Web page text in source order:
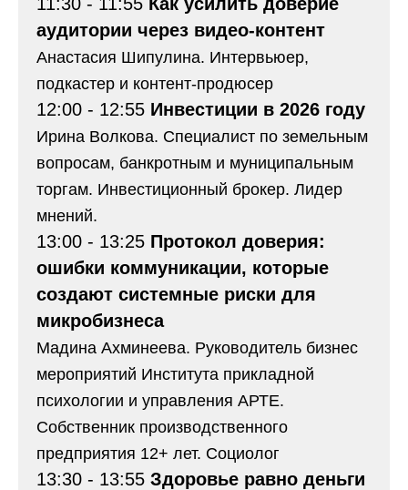
аудитории через видео-контент
Анастасия Шипулина. Интервьюер,
подкастер и контент-продюсер
12:00 - 12:55 Инвестиции в 2026 году
Ирина Волкова. Специалист по земельным
вопросам, банкротным и муниципальным
торгам. Инвестиционный брокер. Лидер
мнений.
13:00 - 13:25 Протокол доверия:
ошибки коммуникации, которые
создают системные риски для
микробизнеса
Мадина Aхминеева. Руководитель бизнес
мероприятий Института прикладной
психологии и управления АРТЕ.
Собственник производственного
предприятия 12+ лет. Социолог
13:30 - 13:55 Здоровье равно деньги